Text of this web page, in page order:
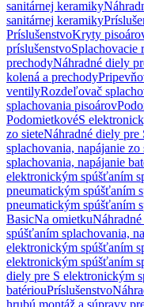
sanitárnej keramiky
sanitárnej keramiky
PríslušenstvoKryty
príslušenstvoSplachovacie
prechodyNáhradné diely
kolená a prechody
ventilyRozdeľovač
splachovania pisoárov
PodomietkovéS
zo sieteNáhradné diely
splachovania, napájanie zo
splachovania, napájanie
elektronickým spúšťaním
pneumatickým spúšťaním
pneumatickým spúšťaním
BasicNa omietku
spúšťaním splachovania,
elektronickým spúšťaním
elektronickým spúšťaním
diely pre S elektronickým
batériouPríslušenstvo
hrubú montáž a súpravy